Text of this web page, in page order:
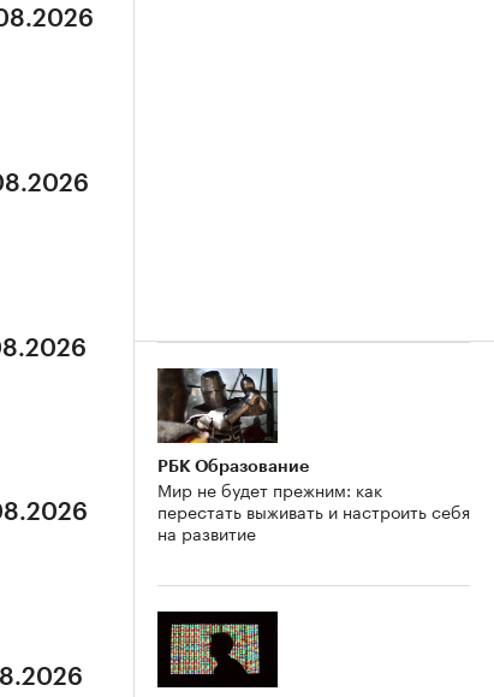
РБК Образование
Мир не будет прежним: как
перестать выживать и настроить себя
на развитие